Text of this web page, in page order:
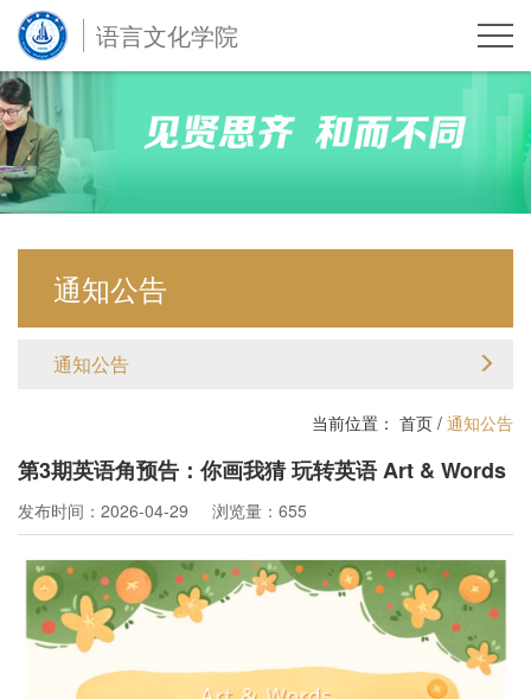
语言文化学院
通知公告
通知公告
当前位置： 首页 / 通知公告
第3期英语角预告：你画我猜 玩转英语 Art & Words
发布时间：2026-04-29 浏览量：655